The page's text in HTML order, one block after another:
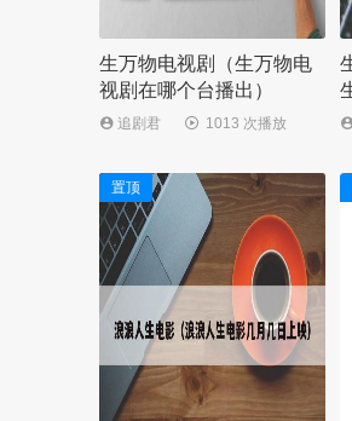
生万物电视剧（生万物电
视剧在哪个台播出）
追剧君 1013 次播放
置顶